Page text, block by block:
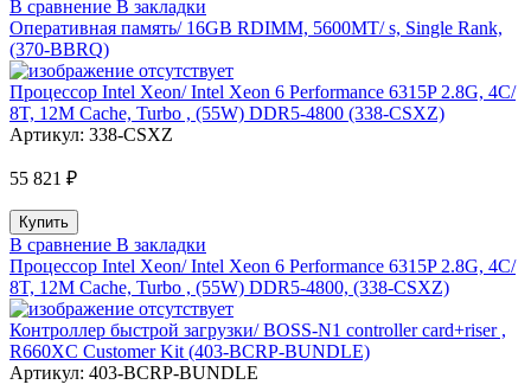
В сравнение В закладки
Оперативная память/ 16GB RDIMM, 5600MT/ s, Single Rank,
(370-BBRQ)
Процессор Intel Xeon/ Intel Xeon 6 Performance 6315P 2.8G, 4C/
8T, 12M Cache, Turbo , (55W) DDR5-4800 (338-CSXZ)
Артикул: 338-CSXZ
55 821 ₽
В сравнение В закладки
Процессор Intel Xeon/ Intel Xeon 6 Performance 6315P 2.8G, 4C/
8T, 12M Cache, Turbo , (55W) DDR5-4800, (338-CSXZ)
Контроллер быстрой загрузки/ BOSS-N1 controller card+riser ,
R660XC Customer Kit (403-BCRP-BUNDLE)
Артикул: 403-BCRP-BUNDLE